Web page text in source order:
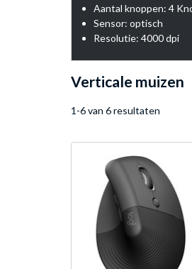
Aantal knoppen: 4
Sensor: optisch
Resolutie: 4000 dpi
Verticale muizen
1-6 van 6 resultaten